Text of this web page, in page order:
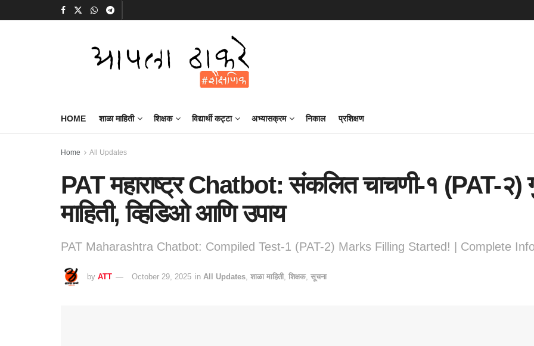
HOME शाळा माहिती शिक्षक विद्यार्थी कट्टा अभ्यासक्रम निकाल प्रशिक्षण
Home All Updates
PAT महाराष्ट्र Chatbot: संकलित चाचणी-१ (PAT-
माहिती, व्हिडिओ आणि उपाय
PAT Maharashtra Chatbot: Compiled Test-1 (PAT-2) Marks Filling Started! | Complete
by ATT October 29, 2025 in All Updates शाळा माहिती, शिक्षक, सूचना